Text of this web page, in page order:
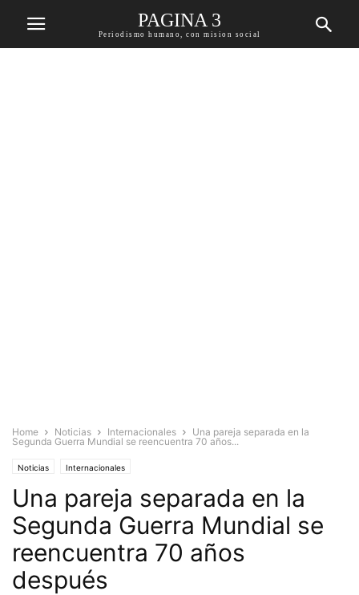
PAGINA 3
Periodismo humano, con mision social
Home Noticias Internacionales
Una pareja separada en la
Segunda Guerra Mundial se reencuentra 70 años...
Noticias Internacionales
Una pareja separada en la
Segunda Guerra Mundial se
reencuentra 70 años
después